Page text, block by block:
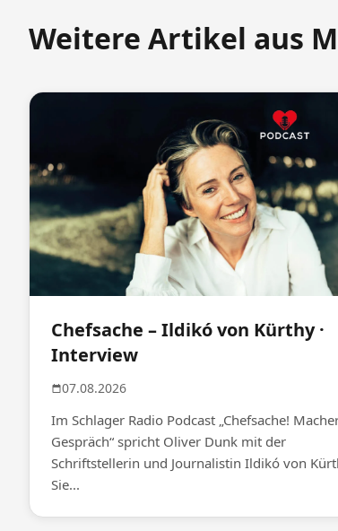
Weitere Artikel aus
Chefsache – Ildikó von Kürthy ·
Interview
07.08.2026
Im Schlager Radio Podcast „Chefsache!
Gespräch“ spricht Oliver Dunk mit der
Schriftstellerin und Journalistin Ildikó von
Sie...